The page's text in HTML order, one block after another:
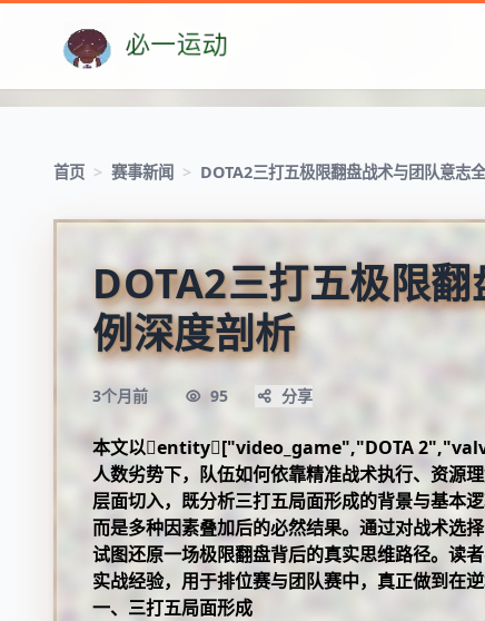
首页 > 赛事新闻 > DOTA2三打五极限翻盘战术与团队意志
DOTA2三打五极限
例深度剖析
3个月前 95 分享
本文以entity["video_game","DOTA
人数劣势下，队伍如何依靠精准战术执行、资源
层面切入，既分析三打五局面形成的背景与基本
而是多种因素叠加后的必然结果。通过对战术选
试图还原一场极限翻盘背后的真实思维路径。读
实战经验，用于排位赛与团队赛中，真正做到在
一、三打五局面形成